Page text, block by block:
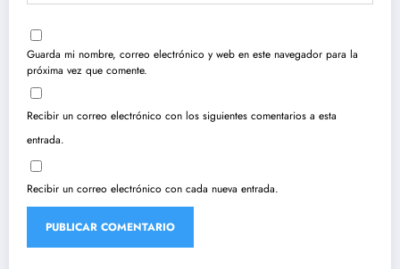
Guarda mi nombre, correo electrónico y web en este navegador para la
próxima vez que comente.
Recibir un correo electrónico con los siguientes comentarios a esta
entrada.
Recibir un correo electrónico con cada nueva entrada.